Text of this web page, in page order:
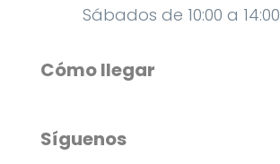
Sábados de 10:00 a 14:00
Cómo llegar
Síguenos